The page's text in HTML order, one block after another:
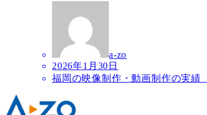
a-zo
2026年1月30日
福岡の映像制作・動画制作の実績